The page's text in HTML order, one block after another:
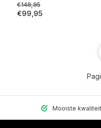
€149,95
€99,95
Mooiste